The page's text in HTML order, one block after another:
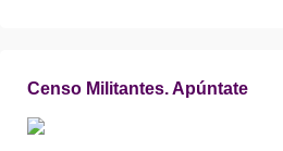
Censo Militantes. Apúntate